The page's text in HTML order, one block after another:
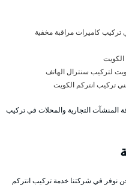
تركيب كاميرات مراقبة مخفية
لتركيب سنترال الهاتف
تركيب انتركم الكويت
المنشآت التجارية والمحلات في تركيب
نوفر في شركتنا خدمة تركيب انتركم